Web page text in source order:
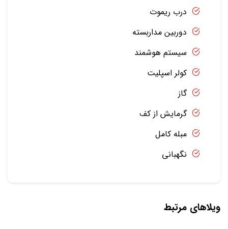
درب ریموت
دوربین مداربسته
سیستم هوشمند
کولر اسپلیت
گاز
گرمایش از کف
مبله کامل
نگهبانی
ویلاهای مرتبط